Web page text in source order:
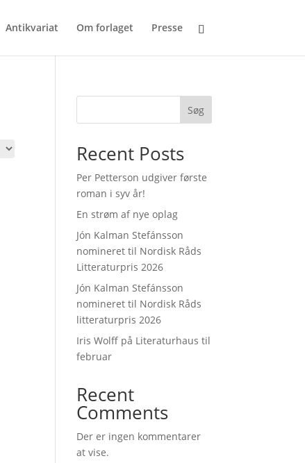
Antikvariat Om forlaget Presse
Søg
Recent Posts
Per Petterson udgiver første
roman i syv år!
En strøm af nye oplag
Jón Kalman Stefánsson
nomineret til Nordisk Råds
Litteraturpris 2026
Jón Kalman Stefánsson
nomineret til Nordisk Råds
litteraturpris 2026
Iris Wolff på Literaturhaus til
februar
Recent
Comments
Der er ingen kommentarer
at vise.